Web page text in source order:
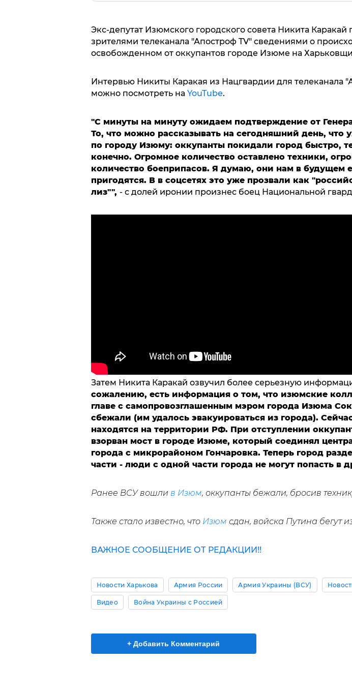
Экс-депутат Изюмского городского совета Никита Каракай
зрителями телеканала "Апостроф TV" сведениями о
освобожденном от оккупантов городе Изюме на
Интервью Никиты Каракая из Нацгвардии для телеканала
можно посмотреть наYouTube.
"С минуты на минуту ожидаем подтверждение от
То, что можно рассказывать на сегодняшний день, что
по городу Изюму: оккупанты покидали город быстро,
конечно. Огромное количество оставлено техники,
количество боеприпасов. Я думаю, они нам в будущем
пригодятся. В в соцсетях это уже прозвали как
лиз"", - с долей иронии произнес боец Национальной
Затем Никита Каракай озвучил более серьезную
сожалению, есть информация о том, что изюмские
главе с самопровозглашенным мэром города Изюма
сбежали (им удалось эвакуироваться из города).
находятся на территории РФ. При отступлении
взорван мост в городе Изюме, который соединял
города с микрорайоном Гончаровка. Теперь город
части - люди с одной части города не могут попасть в
Ранее ВСУ вошли в Изюм, оккупанты бежали, бросив
Также стало известно, что Изюм сдан, войска Путина бегут
ВАЖНОЕ СООБЩЕНИЕ ОТ РЕДАКЦИИ!!
Новости Харькова Армия России Армия Украины (ВСУ)
Видео Война Украины с Россией
+ Добавить Комментарий